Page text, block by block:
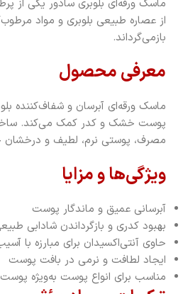
ماسک ورقه‌ای بلوبری سادور یکی از
از عصاره طبیعی بلوبری و مواد
بازمی‌گرداند.
معرفی محصول
ماسک ورقه‌ای آبرسان و شفاف‌کننده
پوست خشک و کدر کمک می‌کند.
مصرف، پوستی نرم، لطیف و درخشان
ویژگی‌ها و مزایا
آبرسانی عمیق و ماندگار پوست
بهبود کدری و بازگرداندن شادابی
حاوی آنتی‌اکسیدان برای مبارزه با
ایجاد لطافت و نرمی در بافت پوست
مناسب برای انواع پوست به‌ویژه